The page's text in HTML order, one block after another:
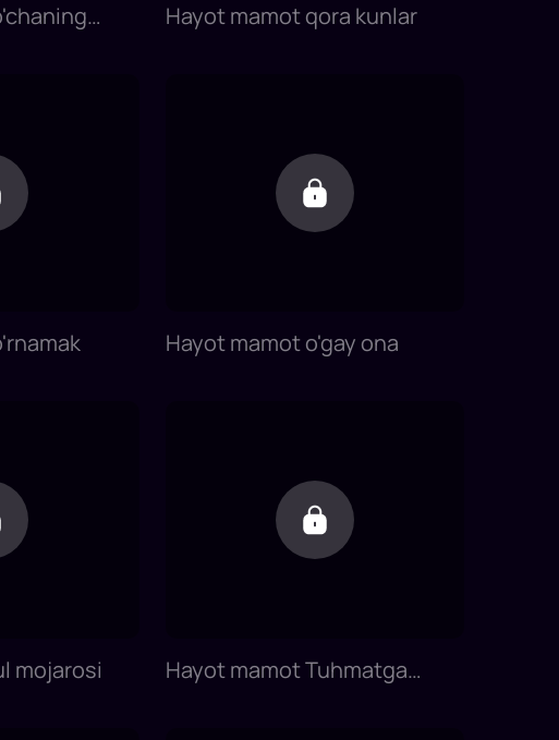
Hayot mamot qora kunlar
Hayot mamot o'gay ona
mojarosi
Hayot mamot Tuhmatga